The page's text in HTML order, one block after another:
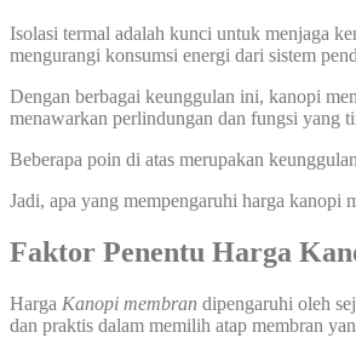
Isolasi termal adalah kunci untuk menjaga
mengurangi konsumsi energi dari sistem
Dengan berbagai keunggulan ini, kanopi
menawarkan perlindungan dan fungsi yang
Beberapa poin di atas merupakan
Jadi, apa yang mempengaruhi harga kanopi
Faktor Penentu Harga
Harga Kanopi membran dipengaruhi oleh
dan praktis dalam memilih atap membran